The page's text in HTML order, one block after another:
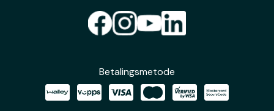
Betalingsmetode